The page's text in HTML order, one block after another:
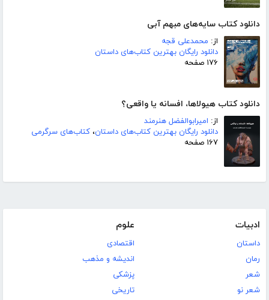
دانلود کتاب سایه‌های مبهم آبی
از: محمدعلی قجه
دانلود رایگان بهترین کتاب‌های داستان
۱۷۶ صفحه
دانلود کتاب هیولاها، افسانه یا واقعی؟
از: امیرابوالفضل هنرمند
دانلود رایگان بهترین کتاب‌های داستان، کتاب‌های سرگرمی
۱۶۷ صفحه
ادبیات
داستان
رمان
شعر
شعر نو
علوم
اقتصادی
اندیشه و مذهب
پزشکی
تاریخی